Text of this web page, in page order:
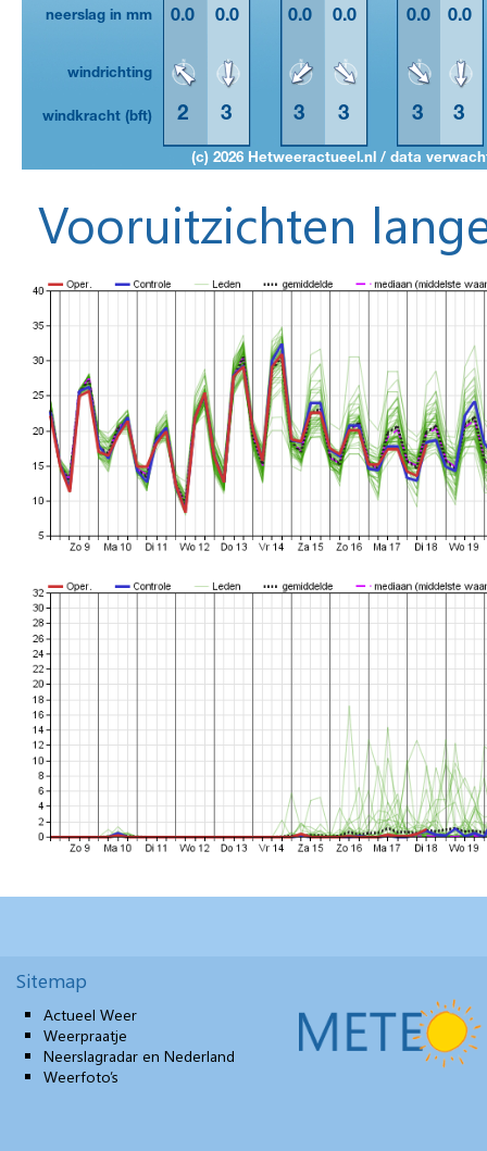
Vooruitzichten
Sitemap
Actueel Weer
Weerpraatje
Neerslagradar en Nederland
Weerfoto’s